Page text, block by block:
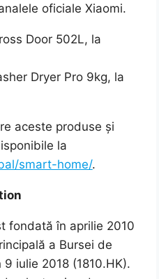
oficiale Xiaomi.
Door 502L, la
Dryer Pro 9kg, la
aceste produse și
la
smart-home/.
fondată în aprilie 2010
a Bursei de
iulie 2018 (1810.HK).